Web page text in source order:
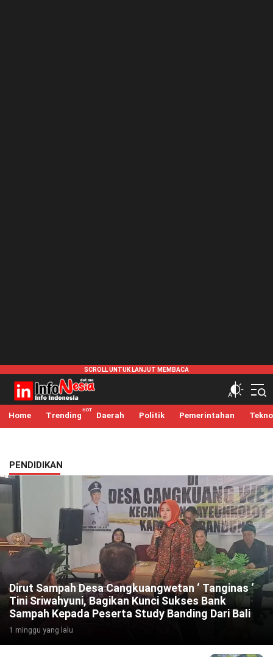
infonesia.me
Info Indonesia
Home Trending Daerah Politik Pemerintahan Tekno
PENDIDIKAN
Dirut Sampah Desa Cangkuangwetan ‘ Tanginas ‘
Tini Sriwahyuni, Bagikan Kunci Sukses Bank
Sampah Kepada Peserta Study Banding Dari Bali
1 minggu yang lalu